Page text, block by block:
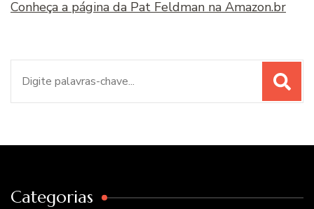
Conheça a página da Pat Feldman na Amazon.br
Categorias